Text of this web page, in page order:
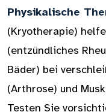
Physikalische
(Kryotherapie)
(entzündliches
Bäder) bei
(Arthrose) und
Testen Sie